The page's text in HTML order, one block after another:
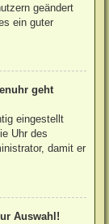
geändert
ein guter
geht
eingestellt
Uhr des
damit er
Auswahl!